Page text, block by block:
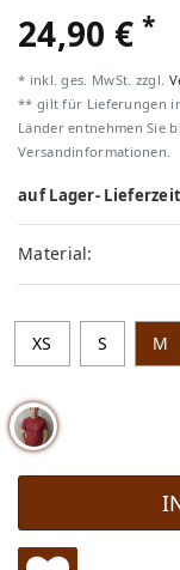
24,90 €*
* inkl. ges. MwSt. zzgl.
** gilt für Lieferungen
Länder entnehmen Sie
Versandinformationen.
auf Lager-
Material:
XS S M